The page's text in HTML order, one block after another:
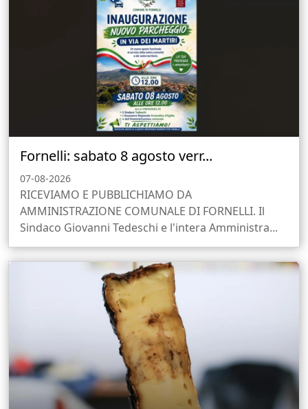
Fornelli: sabato 8 agosto verr...
07-08-2026
RICEVIAMO E PUBBLICHIAMO DA
AMMINISTRAZIONE COMUNALE DI FORNELLI. Il
Sindaco Giovanni Tedeschi e l'intera Amministra...